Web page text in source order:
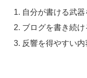
自分が書ける武器
ブログを書き続け
反響を得やすい内